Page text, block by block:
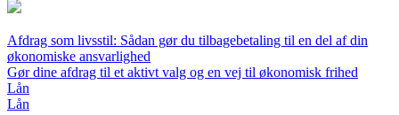
Afdrag som livsstil: Sådan gør du tilbagebetaling til en del af din
økonomiske ansvarlighed
Gør dine afdrag til et aktivt valg og en vej til økonomisk frihed
Lån
Lån